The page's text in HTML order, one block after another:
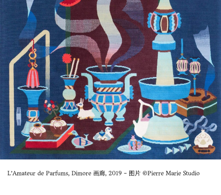
L'Amateur de Parfums, Dimore 画廊, 2019 - 图片 ©Pierre Marie Studio